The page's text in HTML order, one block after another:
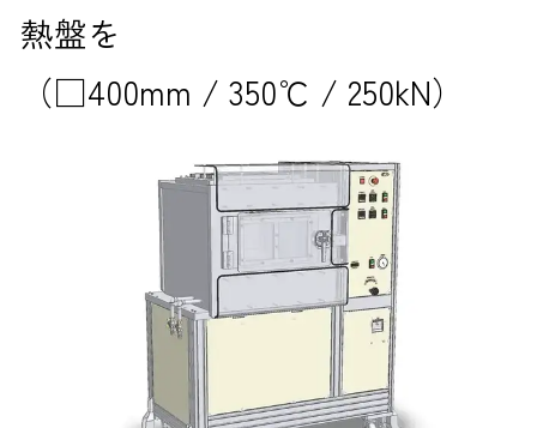
熱盤を
（□400mm / 350℃ / 250kN）